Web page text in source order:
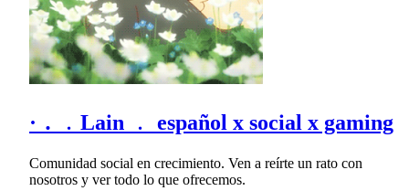
· ․ ﹒Lain ﹒ español x social x gaming
Comunidad social en crecimiento. Ven a reírte un rato con
nosotros y ver todo lo que ofrecemos.